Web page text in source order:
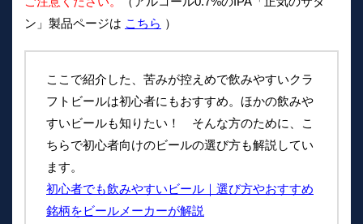
ン」製品ページは こちら ）
ここで紹介した、苦みが控えめで飲みやすいクラ
フトビールは初心者にもおすすめ。ほかの飲みや
すいビールも知りたい！ そんな方のために、こ
ちらで初心者向けのビールの選び方も解説してい
ます。
初心者でも飲みやすいビール｜選び方やおすすめ
銘柄をビールメーカーが解説